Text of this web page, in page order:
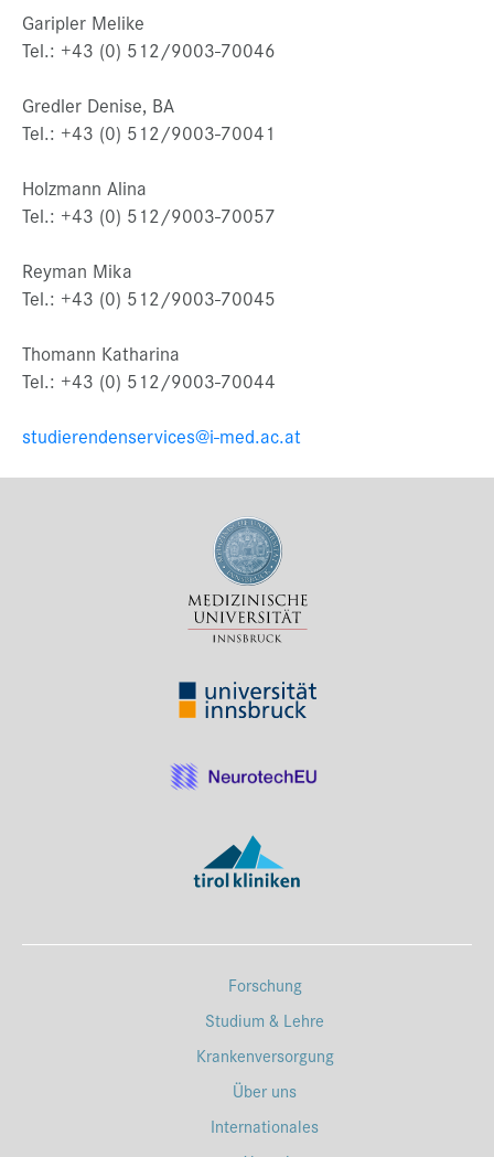
Garipler Melike
Tel.: +43 (0) 512/9003-70046
Gredler Denise, BA
Tel.: +43 (0) 512/9003-70041
Holzmann Alina
Tel.: +43 (0) 512/9003-70057
Reyman Mika
Tel.: +43 (0) 512/9003-70045
Thomann Katharina
Tel.: +43 (0) 512/9003-70044
studierendenservices@i-med.ac.at
Forschung
Studium & Lehre
Krankenversorgung
Über uns
Internationales